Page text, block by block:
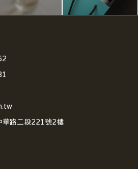
華路二段221號2樓